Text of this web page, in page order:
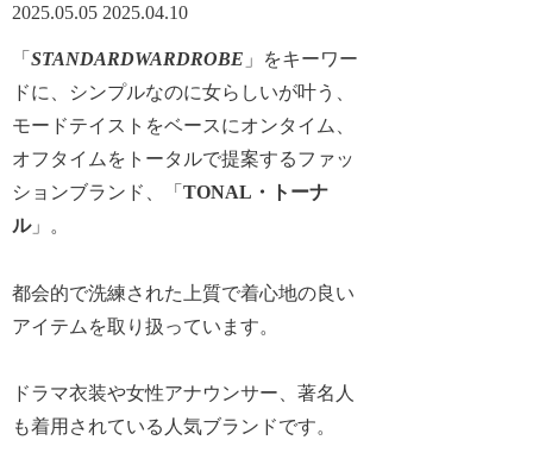
2025.05.05 2025.04.10
「STANDARDWARDROBE 」をキーワー
ドに、シンプルなのに女らしいが叶う、
モードテイストをベースにオンタイム、
オフタイムをトータルで提案するファッ
ションブランド、「TONAL・トーナ
ル」。
都会的で洗練された上質で着心地の良い
アイテムを取り扱っています。
ドラマ衣装や女性アナウンサー、著名人
も着用されている人気ブランドです。